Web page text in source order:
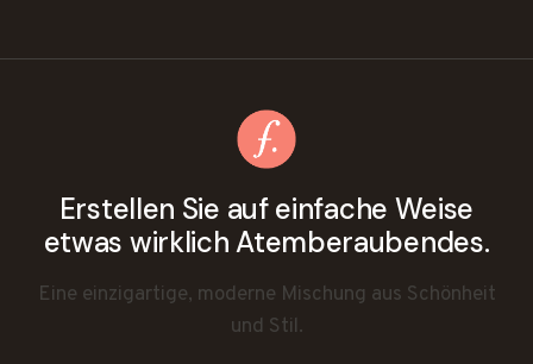
Erstellen Sie auf einfache Weise
etwas wirklich Atemberaubendes.
Eine einzigartige, moderne Mischung aus Schönheit
und Stil.